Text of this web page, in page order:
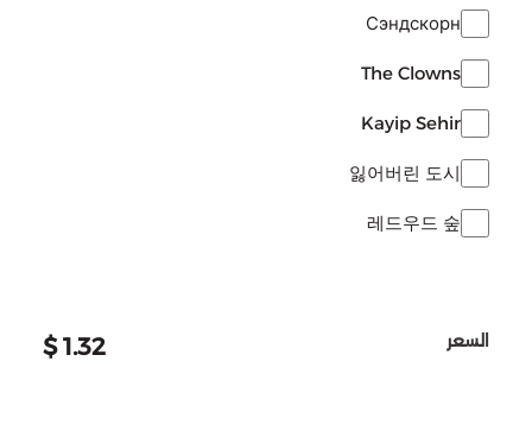
State of Survival: Zombie War
Destiny Rising
City of Crime: Gang Wars
Atlantica Rebirth
كوبوني
Сэндскорн
The Clowns
Kayip Sehir
잃어버린 도시
레드우드 숲
السعر 1.32 $